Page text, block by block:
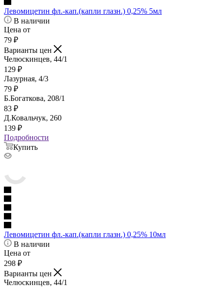
Левомицетин фл.-кап.(капли глазн.) 0,25% 5мл
В наличии
Цена от
79 ₽
Варианты цен
Челюскинцев, 44/1
129 ₽
Лазурная, 4/3
79 ₽
Б.Богаткова, 208/1
83 ₽
Д.Ковальчук, 260
139 ₽
Подробности
Купить
Левомицетин фл.-кап.(капли глазн.) 0,25% 10мл
В наличии
Цена от
298 ₽
Варианты цен
Челюскинцев, 44/1